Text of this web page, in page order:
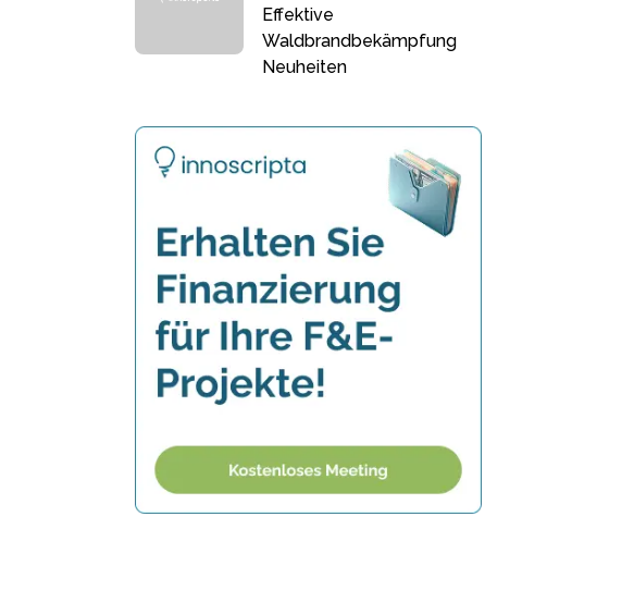
Effektive
Waldbrandbekämpfung
Neuheiten